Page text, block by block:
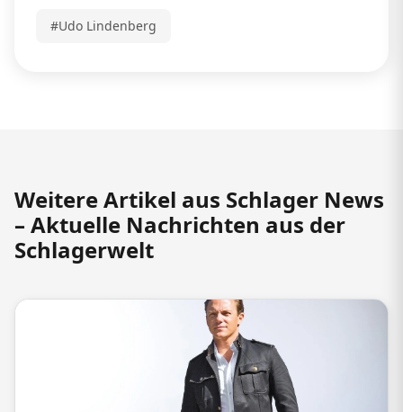
#Udo Lindenberg
Weitere Artikel aus Schlager News
– Aktuelle Nachrichten aus der
Schlagerwelt